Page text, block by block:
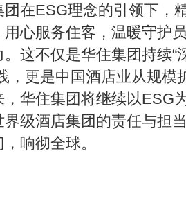
在ESG理念的引领下，
心服务住客，温暖守护
这不仅是华住集团持续“
，更是中国酒店业从规模
华住集团将继续以ESG
级酒店集团的责任与担
响彻全球。